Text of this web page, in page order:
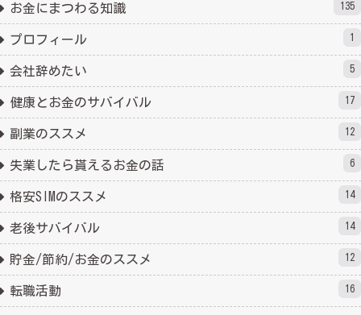
お金にまつわる知識 135
プロフィール 1
会社辞めたい 5
健康とお金のサバイバル 17
副業のススメ 12
失業したら貰えるお金の話 6
格安SIMのススメ 14
老後サバイバル 14
貯金/節約/お金のススメ 12
転職活動 16